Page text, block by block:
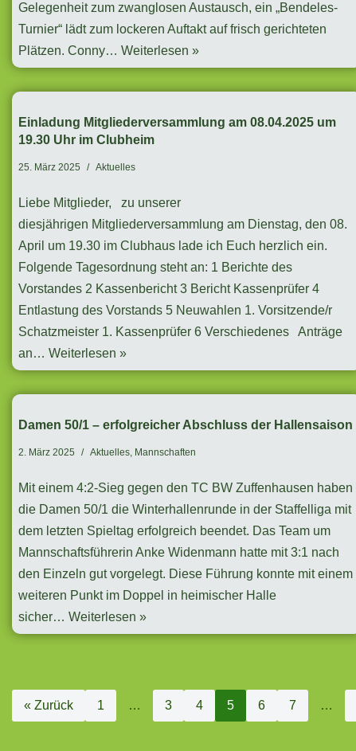
Gelegenheit zum zwanglosen Austausch, ein „Bendeles-
Turnier“ lädt zum lockeren Auftakt auf frisch gerichteten
Plätzen. Conny… Weiterlesen »
Einladung Mitgliederversammlung am 08.04.2025 um
19.30 Uhr im Clubheim
25. März 2025 Aktuelles
Liebe Mitglieder, zu unserer
diesjährigen Mitgliederversammlung am Dienstag, den 08.
April um 19.30 im Clubhaus lade ich Euch herzlich ein.
Folgende Tagesordnung steht an: 1 Berichte des
Vorstandes 2 Kassenbericht 3 Bericht Kassenprüfer 4
Entlastung des Vorstands 5 Neuwahlen 1. Vorsitzende/r
Schatzmeister 1. Kassenprüfer 6 Verschiedenes Anträge
an… Weiterlesen »
Damen 50/1 – erfolgreicher Abschluss der Hallensaison
2. März 2025 Aktuelles, Mannschaften
Mit einem 4:2-Sieg gegen den TC BW Zuffenhausen haben
die Damen 50/1 die Winterhallenrunde in der Staffelliga mit
dem letzten Spieltag erfolgreich beendet. Das Team um
Mannschaftsführerin Anke Widenmann hatte mit 3:1 nach
den Einzeln gut vorgelegt. Diese Führung konnte mit einem
weiteren Punkt im Doppel in heimischer Halle
sicher… Weiterlesen »
« Zurück 1 … 3 4 5 6 7 …